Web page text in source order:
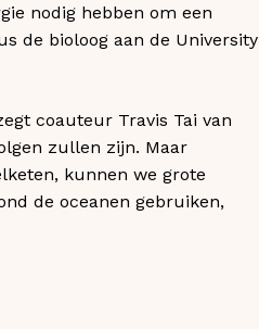
nodig hebben om een
de bioloog aan de University
coauteur Travis Tai van
zullen zijn. Maar
kunnen we grote
de oceanen gebruiken,